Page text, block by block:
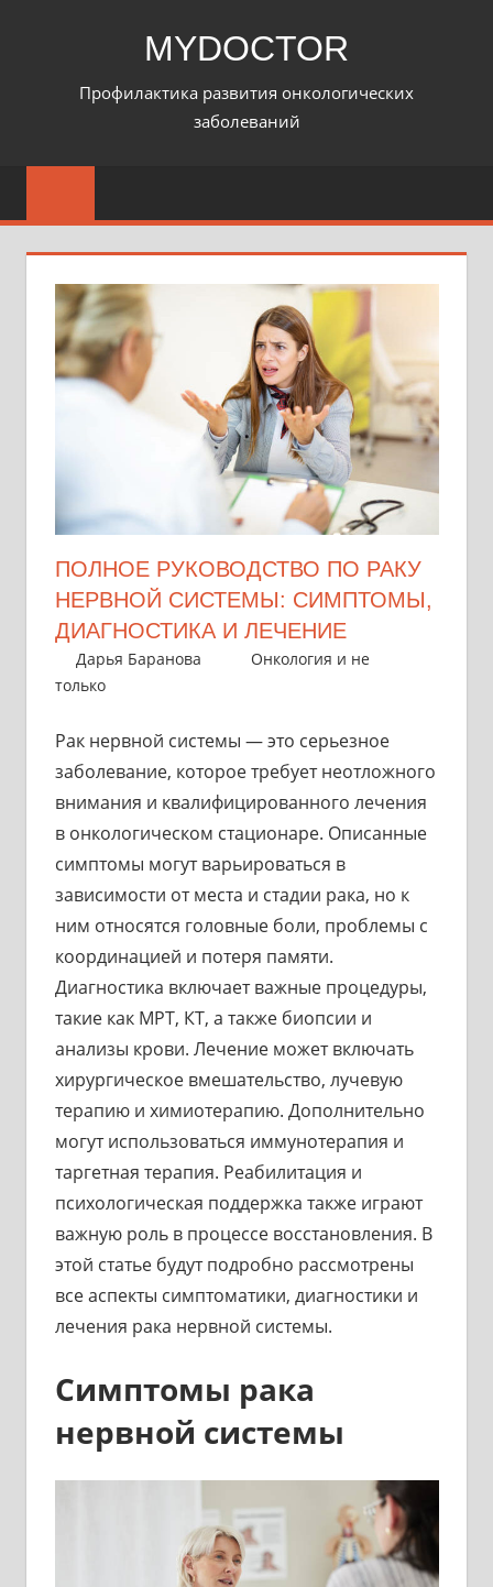
MYDOCTOR
Профилактика развития онкологических
заболеваний
ПОЛНОЕ РУКОВОДСТВО ПО РАКУ
НЕРВНОЙ СИСТЕМЫ: СИМПТОМЫ,
ДИАГНОСТИКА И ЛЕЧЕНИЕ
14 июня 2024
Дарья Баранова
Онкология и не
только
Рак нервной системы — это серьезное
заболевание, которое требует неотложного
внимания и квалифицированного лечения
в онкологическом стационаре. Описанные
симптомы могут варьироваться в
зависимости от места и стадии рака, но к
ним относятся головные боли, проблемы с
координацией и потеря памяти.
Диагностика включает важные процедуры,
такие как МРТ, КТ, а также биопсии и
анализы крови. Лечение может включать
хирургическое вмешательство, лучевую
терапию и химиотерапию. Дополнительно
могут использоваться иммунотерапия и
таргетная терапия. Реабилитация и
психологическая поддержка также играют
важную роль в процессе восстановления. В
этой статье будут подробно рассмотрены
все аспекты симптоматики, диагностики и
лечения рака нервной системы.
Симптомы рака
нервной системы